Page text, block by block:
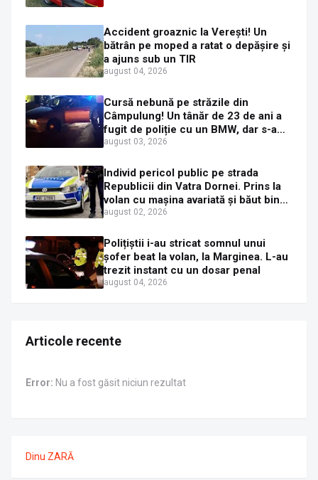
Accident groaznic la Verești! Un
bătrân pe moped a ratat o depășire și
a ajuns sub un TIR
august 04, 2026
Cursă nebună pe străzile din
Câmpulung! Un tânăr de 23 de ani a
fugit de poliție cu un BMW, dar s-a
oprit într-un gard de pe strada
august 03, 2026
Individ pericol public pe strada
Republicii din Vatra Dornei. Prins la
volan cu mașina avariată și băut bine,
în plină zi
august 02, 2026
Polițiștii i-au stricat somnul unui
șofer beat la volan, la Marginea. L-au
trezit instant cu un dosar penal
august 04, 2026
Articole recente
Error: Nu a fost găsit niciun rezultat
Dinu ZARĂ